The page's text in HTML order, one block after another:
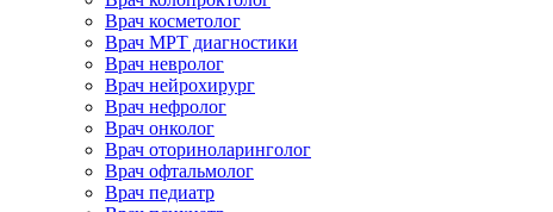
Врач косметолог
Врач МРТ диагностики
Врач невролог
Врач нейрохирург
Врач нефролог
Врач онколог
Врач оториноларинголог
Врач офтальмолог
Врач педиатр